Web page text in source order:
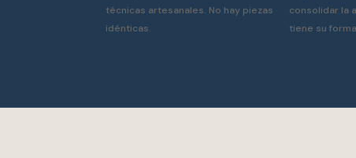
técnicas artesanales. No hay piezas
idénticas.
consolidar la
tiene su